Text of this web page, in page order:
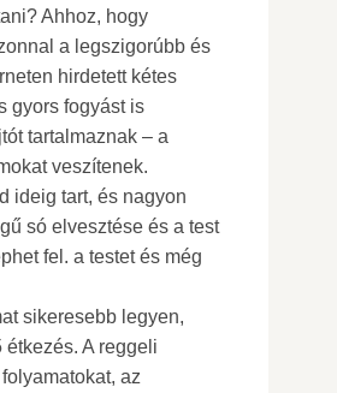
Ahhoz, hogy
a legszigorúbb és
hirdetett kétes
gyors fogyást is
tartalmaznak – a
veszítenek.
ideig tart, és nagyon
só elvesztése és a test
fel. a testet és még
sikeresebb legyen,
A reggeli
az